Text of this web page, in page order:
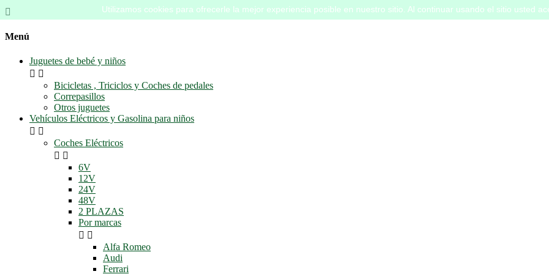
Utilizamos cookies para ofrecerle la mejor experiencia posible en nuestro sitio. Al continuar usando el sitio usted

Menú
Juguetes de bebé y niños
 
Bicicletas , Triciclos y Coches de pedales
Correpasillos
Otros juguetes
Vehículos Eléctricos y Gasolina para niños
 
Coches Eléctricos
 
6V
12V
24V
48V
2 PLAZAS
Por marcas
 
Alfa Romeo
Audi
Ferrari